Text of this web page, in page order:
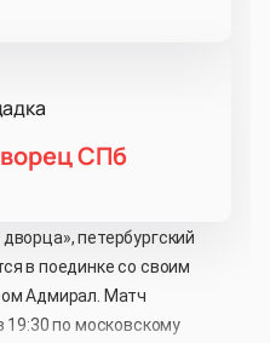
СПб
петербургский
в поединке со своим
Адмирал. Матч
19:30 по московскому